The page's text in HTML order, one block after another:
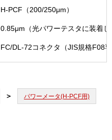
H-PCF（200/250μm）
0.85μm（光パワーテスタに装着
FC/DL-72コネクタ（JIS規格F08
パワーメータ(H-PCF用)